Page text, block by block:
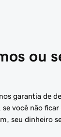
ou
garantia de
se você não
seu dinheiro